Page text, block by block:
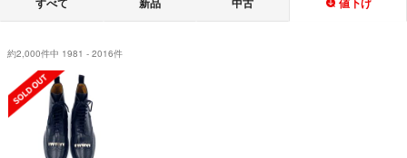
約2,000件中 1981 - 2016件